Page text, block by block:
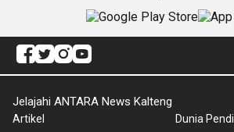
Jelajahi ANTARA News Kalteng
Artikel
Dunia